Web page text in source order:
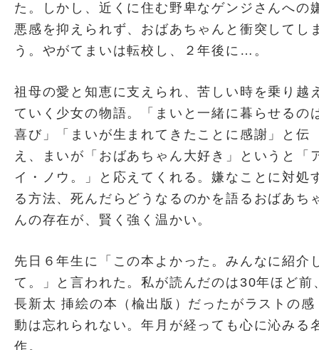
た。しかし、近くに住む野卑なゲンジさんへの
悪感を抑えられず、おばあちゃんと衝突してし
う。やがてまいは転校し、２年後に…。
祖母の愛と知恵に支えられ、苦しい時を乗り越
ていく少女の物語。「まいと一緒に暮らせるの
喜び」「まいが生まれてきたことに感謝」と伝
え、まいが「おばあちゃん大好き」というと「
イ・ノウ。」と応えてくれる。嫌なことに対処
る方法、死んだらどうなるのかを語るおばあち
んの存在が、賢く強く温かい。
先日６年生に「この本よかった。みんなに紹介
て。」と言われた。私が読んだのは30年ほど前
長新太 挿絵の本（楡出版）だったがラストの感
動は忘れられない。年月が経っても心に沁みる
作。